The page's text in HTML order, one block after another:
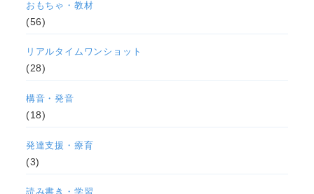
おもちゃ・教材
(56)
リアルタイムワンショット
(28)
構音・発音
(18)
発達支援・療育
(3)
読み書き・学習